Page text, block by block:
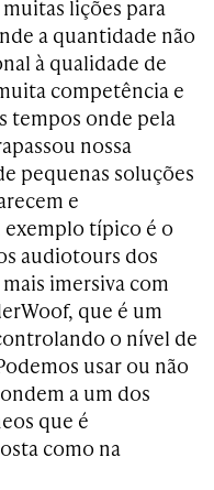
lições para
a quantidade não
à qualidade de
competência e
tempos onde pela
nossa
pequenas soluções
e
exemplo típico é o
audiotours dos
imersiva com
que é um
o nível de
usar ou não
a um dos
que é
como na